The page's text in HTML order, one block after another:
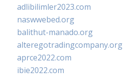
adlibilimler2023.com
naswwebed.org
balithut-manado.org
alteregotradingcompany.org
aprce2022.com
ibie2022.com